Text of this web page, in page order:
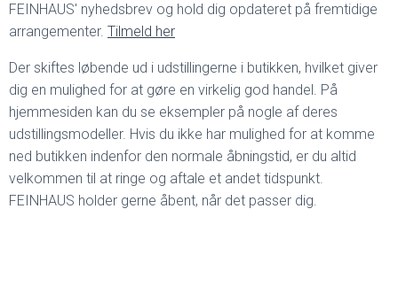
FEINHAUS' nyhedsbrev og hold dig opdateret på fremtidige
arrangementer. Tilmeld her
Der skiftes løbende ud i udstillingerne i butikken, hvilket giver
dig en mulighed for at gøre en virkelig god handel. På
hjemmesiden kan du se eksempler på nogle af deres
udstillingsmodeller. Hvis du ikke har mulighed for at komme
ned butikken indenfor den normale åbningstid, er du altid
velkommen til at ringe og aftale et andet tidspunkt.
FEINHAUS holder gerne åbent, når det passer dig.